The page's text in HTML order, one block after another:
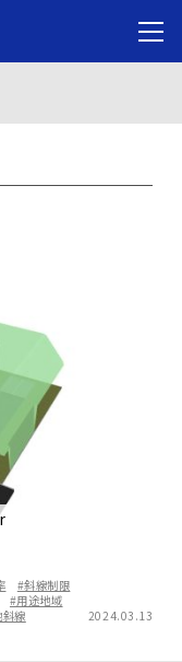
#斜線制限
#用途地域
線 2024.03.13